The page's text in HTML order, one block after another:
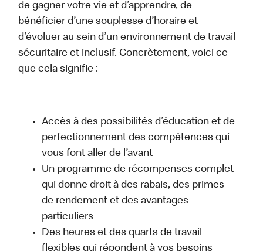
de gagner votre vie et d’apprendre, de
bénéficier d’une souplesse d’horaire et
d’évoluer au sein d’un environnement de travail
sécuritaire et inclusif. Concrètement, voici ce
que cela signifie :
Accès à des possibilités d’éducation et de
perfectionnement des compétences qui
vous font aller de l’avant
Un programme de récompenses complet
qui donne droit à des rabais, des primes
de rendement et des avantages
particuliers
Des heures et des quarts de travail
flexibles qui répondent à vos besoins